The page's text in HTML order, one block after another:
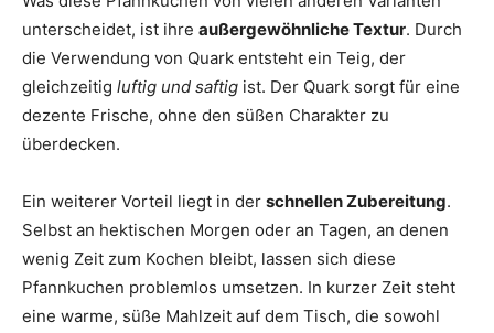
unterscheidet, ist ihre außergewöhnliche Textur. Durch
die Verwendung von Quark entsteht ein Teig, der
gleichzeitig luftig und saftig ist. Der Quark sorgt für eine
dezente Frische, ohne den süßen Charakter zu
überdecken.
Ein weiterer Vorteil liegt in der schnellen Zubereitung.
Selbst an hektischen Morgen oder an Tagen, an denen
wenig Zeit zum Kochen bleibt, lassen sich diese
Pfannkuchen problemlos umsetzen. In kurzer Zeit steht
eine warme, süße Mahlzeit auf dem Tisch, die sowohl